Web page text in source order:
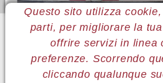
Questo sito utilizza
parti, per migliorare la
offrire servizi in linea
preferenze. Scorrendo
cliccando qualunque
Sei qui: Home Le mostre
Mostre
Leonardo Vecchiarino
Catalogo della mostra
MENÙ LEONARDO